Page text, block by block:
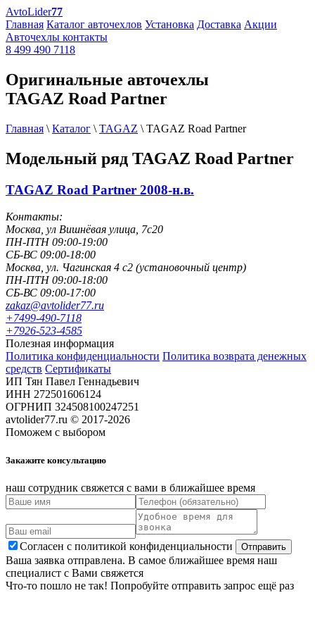
AvtoLider77
Главная Каталог авточехлов Установка Доставка Акции
Авточехлы контакты
8 499 490 7118
Оригинальные авточехлы
TAGAZ Road Partner
Главная \ Каталог \ TAGAZ \ TAGAZ Road Partner
Модельный ряд TAGAZ Road Partner
TAGAZ Road Partner 2008-н.в.
Контакты:
Москва, ул Вишнёвая улица, 7с20
ПН-ПТН 09:00-19:00
СБ-ВС 09:00-18:00
Москва, ул. Чагинская 4 с2 (установочный центр)
ПН-ПТН 09:00-18:00
СБ-ВС 09:00-17:00
zakaz@avtolider77.ru
+7499-490-7118
+7926-523-4585
Полезная информация
Политика конфиденциальности Политика возврата денежных
средств Сертификаты
ИП Тян Павел Геннадьевич
ИНН 272501606124
ОГРНИП 324508100247251
avtolider77.ru © 2017-2026
Поможем c выбором
Закажите консультацию
наш сотрудник свяжется с вами в ближайшее время
Согласен с политикой конфиденциальности
Ваша заявка отправлена. В самое ближайшее время наш
специалист с Вами свяжется
Что-то пошло не так! Попробуйте отправить запрос ещё раз